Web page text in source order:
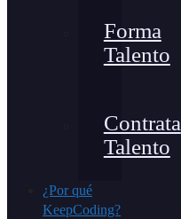
Forma
Talento
Contrata
Talento
¿Por qué
KeepCoding?